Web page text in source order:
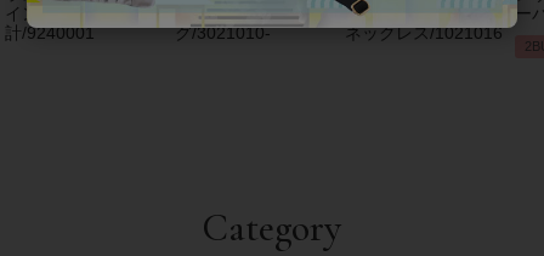
インベルト時
計/9240001
りイヤリン
グ/3021010-
ジルコニアフラワー
ネックレス/1021016
ー
Category